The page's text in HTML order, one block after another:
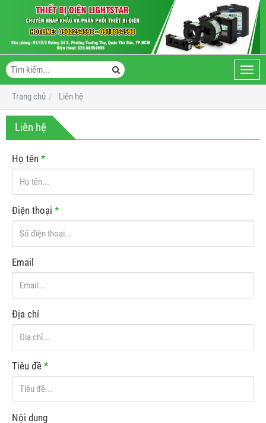
Trang chủ
Liên hệ
Liên hệ
Họ tên *
Điện thoại *
Email
Địa chỉ
Tiêu đề *
Nội dung